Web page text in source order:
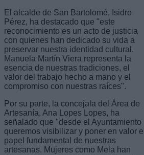
El alcalde de San Bartolomé, Isidro
Pérez, ha destacado que "este
reconocimiento es un acto de justicia
con quienes han dedicado su vida a
preservar nuestra identidad cultural.
Manuela Martín Viera representa la
esencia de nuestras tradiciones, el
valor del trabajo hecho a mano y el
compromiso con nuestras raíces".
Por su parte, la concejala del Área de
Artesanía, Ana Lopes Lopes, ha
señalado que "desde el Ayuntamiento
queremos visibilizar y poner en valor el
papel fundamental de nuestras
artesanas. Mujeres como Mela han